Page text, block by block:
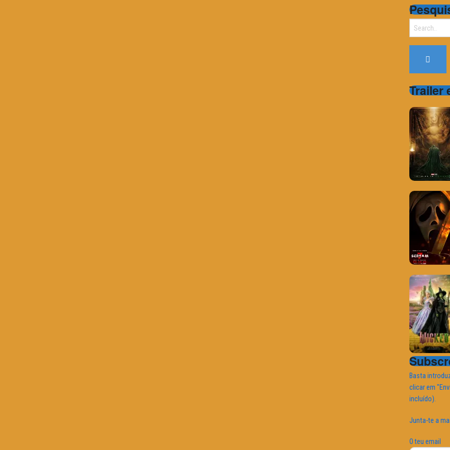
Search
Trailer
Basta
clicar em
incluído).
Junta-te a
O teu email